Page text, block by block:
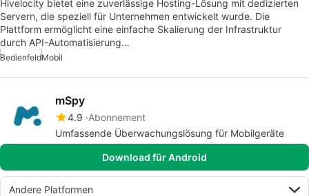
Hivelocity bietet eine zuverlässige Hosting-Lösung mit dedizierten
Servern, die speziell für Unternehmen entwickelt wurde. Die
Plattform ermöglicht eine einfache Skalierung der Infrastruktur
durch API-Automatisierung…
BedienfeldMobil
mSpy
4.9 Abonnement
Umfassende Überwachungslösung für Mobilgeräte
Download für Android
Andere Platformen